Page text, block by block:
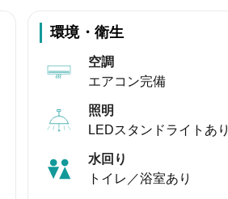
環境・衛生
空調
エアコン完備
照明
LEDスタンドライトあり
水回り
トイレ／浴室あり